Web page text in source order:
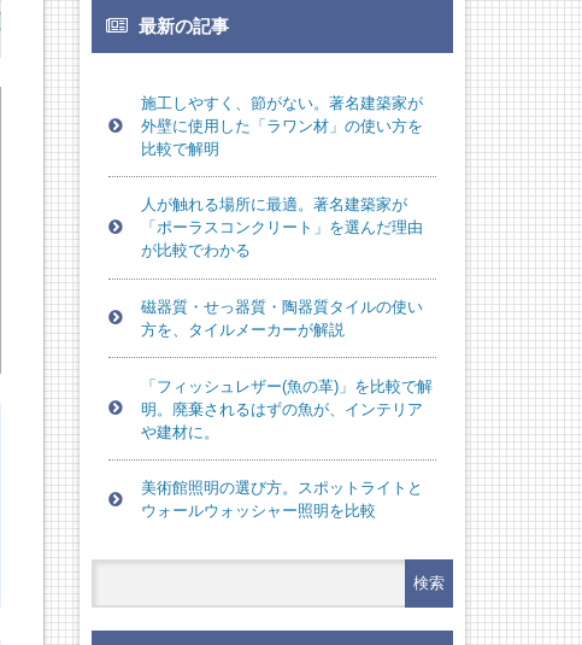
最新の記事
施工しやすく、節がない。著名建築家が
外壁に使用した「ラワン材」の使い方を
比較で解明
人が触れる場所に最適。著名建築家が
「ポーラスコンクリート」を選んだ理由
が比較でわかる
磁器質・せっ器質・陶器質タイルの使い
方を、タイルメーカーが解説
「フィッシュレザー(魚の革)」を比較で解
明。廃棄されるはずの魚が、インテリア
や建材に。
美術館照明の選び方。スポットライトと
ウォールウォッシャー照明を比較